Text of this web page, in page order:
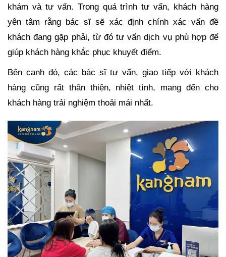
khám và tư vấn. Trong quá trình tư vấn, khách hàng
yên tâm rằng bác sĩ sẽ xác định chính xác vấn đề
khách đang gặp phải, từ đó tư vấn dịch vụ phù hợp để
giúp khách hàng khắc phục khuyết điểm.
Bên cạnh đó, các bác sĩ tư vấn, giao tiếp với khách
hàng cũng rất thân thiện, nhiệt tình, mang đến cho
khách hàng trải nghiệm thoải mái nhất.